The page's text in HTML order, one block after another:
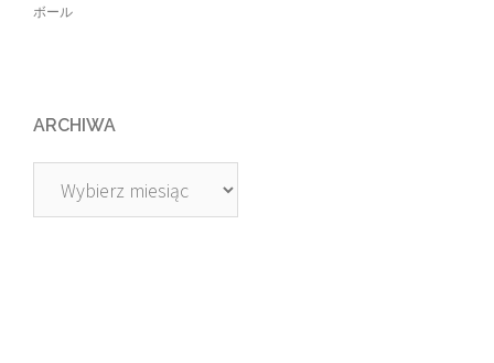
ボール
ARCHIWA
Archiwa